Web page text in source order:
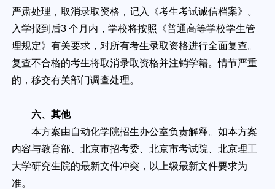
严肃处理，取消录取资格，记入《考生考试诚信档案》。
入学报到后3 个月内，学校将按照《普通高等学校学生管
理规定》有关要求，对所有考生录取资格进行全面复查。
复查不合格的考生将取消录取资格并注销学籍。情节严重
的，移交有关部门调查处理。
六、其他
本方案由自动化学院招生办公室负责解释。如本方案
内容与教育部、北京市招考委、北京市考试院、北京理工
大学研究生院的最新文件冲突，以上级最新文件要求为
准。